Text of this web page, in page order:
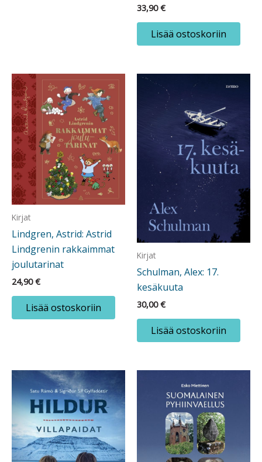
33,90€
Lisää ostoskoriin
Kirjat
Lindgren, Astrid: Astrid
Lindgrenin rakkaimmat
joulutarinat
24,90€
Lisää ostoskoriin
Kirjat
Schulman, Alex: 17.
kesäkuuta
30,00€
Lisää ostoskoriin